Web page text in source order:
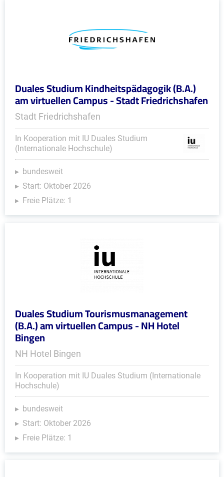
Duales Studium Kindheitspädagogik (B.A.)
am virtuellen Campus - Stadt Friedrichshafen
Stadt Friedrichshafen
In Kooperation mit IU Duales Studium
(Internationale Hochschule)
bundesweit
Start: Oktober 2026
Freie Plätze: 1
Duales Studium Tourismusmanagement
(B.A.) am virtuellen Campus - NH Hotel
Bingen
NH Hotel Bingen
In Kooperation mit IU Duales Studium (Internationale
Hochschule)
bundesweit
Start: Oktober 2026
Freie Plätze: 1